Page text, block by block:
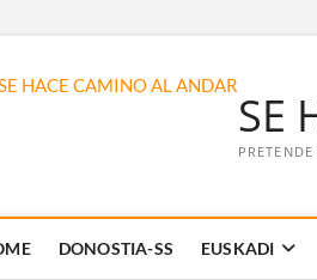
SE
DONOSTIA-SS EUSKADI